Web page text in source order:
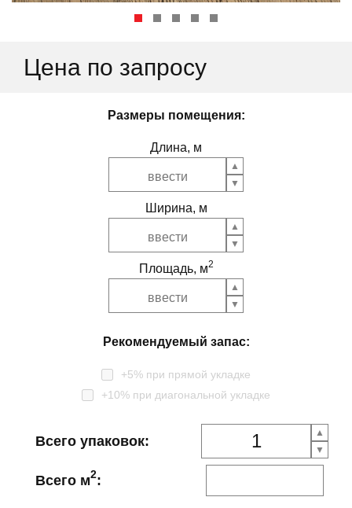
Цена по запросу
Размеры помещения:
Длина, м
Ширина, м
Площадь, м2
Рекомендуемый запас:
+5% при прямой укладке
+10% при диагональной укладке
Всего упаковок:
Всего м2: